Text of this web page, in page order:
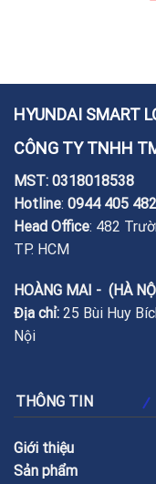
HYUNDAI SMART
CÔNG TY TNHH
MST: 0318018538
Hotline: 0944 405 482
Head Office: 482
TP. HCM
HOÀNG MAI - (HÀ
Địa chỉ: 25 Bùi Huy
Nội
THÔNG TIN
Giới thiệu
Sản phẩm